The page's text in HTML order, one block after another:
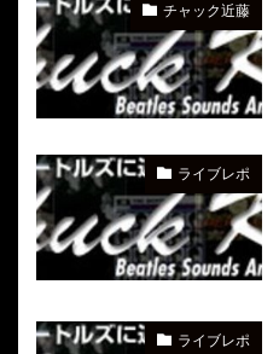
チャック近藤
ライブレポ
ライブレポ